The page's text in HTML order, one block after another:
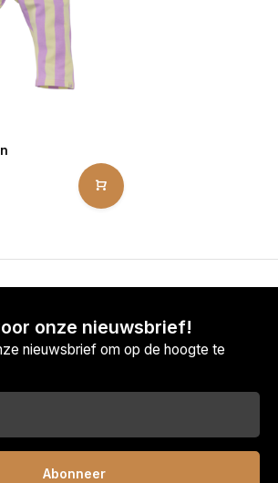
onze nieuwsbrief!
nieuwsbrief om op de hoogte te
Abonneer